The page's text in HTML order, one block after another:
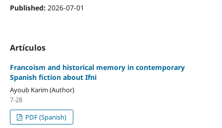
Published: 2026-07-01
Artículos
Francoism and historical memory in contemporary
Spanish fiction about Ifni
Ayoub Karim (Author)
7-28
PDF (Spanish)